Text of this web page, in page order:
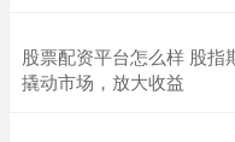
股票配资平台怎么样 股指
撬动市场，放大收益